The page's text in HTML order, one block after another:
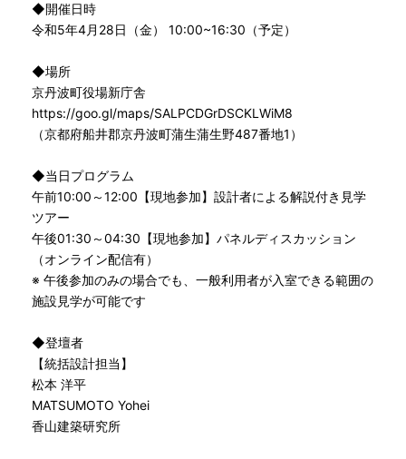
◆開催日時
令和5年4月28日（金） 10:00~16:30（予定）
◆場所
京丹波町役場新庁舎
https://goo.gl/maps/SALPCDGrDSCKLWiM8
（京都府船井郡京丹波町蒲生蒲生野487番地1）
◆当日プログラム
午前10:00～12:00【現地参加】設計者による解説付き見学
ツアー
午後01:30～04:30【現地参加】パネルディスカッション
（オンライン配信有）
※ 午後参加のみの場合でも、一般利用者が入室できる範囲の
施設見学が可能です
◆登壇者
【統括設計担当】
松本 洋平
MATSUMOTO Yohei
香山建築研究所